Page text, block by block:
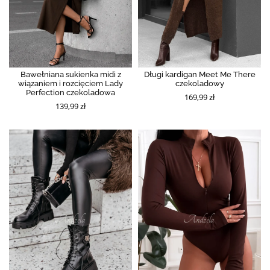
Bawełniana sukienka midi z
wiązaniem i rozcięciem Lady
Perfection czekoladowa
139,99 zł
Długi kardigan Meet Me There
czekoladowy
169,99 zł